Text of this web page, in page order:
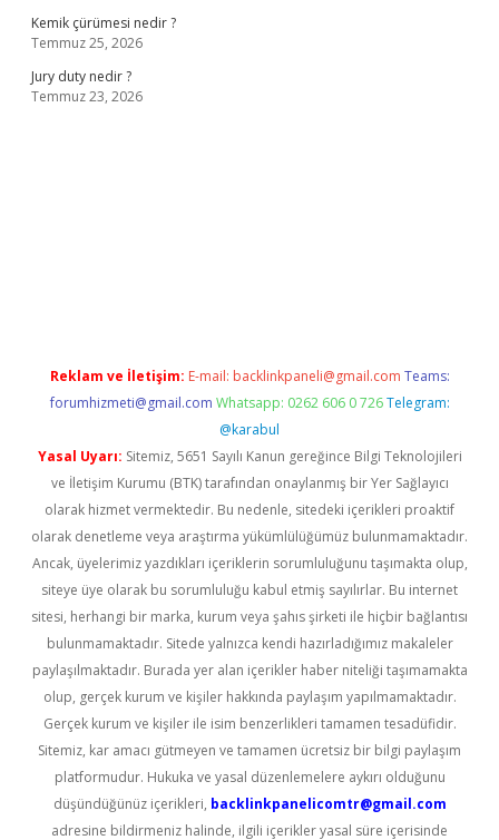
Kemik çürümesi nedir ?
Temmuz 25, 2026
Jury duty nedir ?
Temmuz 23, 2026
Reklam ve İletişim: E-mail: backlinkpaneli@gmail.com Teams:
forumhizmeti@gmail.com Whatsapp: 0262 606 0 726 Telegram:
@karabul
Yasal Uyarı: Sitemiz, 5651 Sayılı Kanun gereğince Bilgi Teknolojileri
ve İletişim Kurumu (BTK) tarafından onaylanmış bir Yer Sağlayıcı
olarak hizmet vermektedir. Bu nedenle, sitedeki içerikleri proaktif
olarak denetleme veya araştırma yükümlülüğümüz bulunmamaktadır.
Ancak, üyelerimiz yazdıkları içeriklerin sorumluluğunu taşımakta olup,
siteye üye olarak bu sorumluluğu kabul etmiş sayılırlar. Bu internet
sitesi, herhangi bir marka, kurum veya şahıs şirketi ile hiçbir bağlantısı
bulunmamaktadır. Sitede yalnızca kendi hazırladığımız makaleler
paylaşılmaktadır. Burada yer alan içerikler haber niteliği taşımamakta
olup, gerçek kurum ve kişiler hakkında paylaşım yapılmamaktadır.
Gerçek kurum ve kişiler ile isim benzerlikleri tamamen tesadüfidir.
Sitemiz, kar amacı gütmeyen ve tamamen ücretsiz bir bilgi paylaşım
platformudur. Hukuka ve yasal düzenlemelere aykırı olduğunu
düşündüğünüz içerikleri, backlinkpanelicomtr@gmail.com
adresine bildirmeniz halinde, ilgili içerikler yasal süre içerisinde